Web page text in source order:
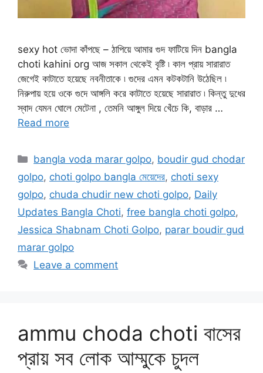
sexy hot ভোদা কাঁপছে – ঠাপিয়ে আমার গুদ ফাটিয়ে দিন bangla
choti kahini org আজ সকাল থেকেই বৃষ্টি ৷ কাল প্রায় সারারাত
জেগেই কাটাতে হয়েছে নবনীতাকে ৷ গুদের এমন কটকটানি উঠেছিল ৷
নিরুপায় হয়ে ওকে গুদে আঙ্গলি করে কাটাতে হয়েছে সারারাত ৷ কিন্তু দুধের
স্বাদ যেমন ঘোলে মেটেনা , তেমনি আঙ্গুল দিয়ে খেঁচে কি, বাড়ার …
Read more
Categories
bangla voda marar golpo, boudir gud chodar
golpo, choti golpo bangla মেয়েদের, choti sexy
golpo, chuda chudir new choti golpo, Daily
Updates Bangla Choti, free bangla choti golpo,
Jessica Shabnam Choti Golpo, parar boudir gud
marar golpo
Leave a comment
ammu choda choti বাসের
প্রায় সব লোক আম্মুকে চুদল